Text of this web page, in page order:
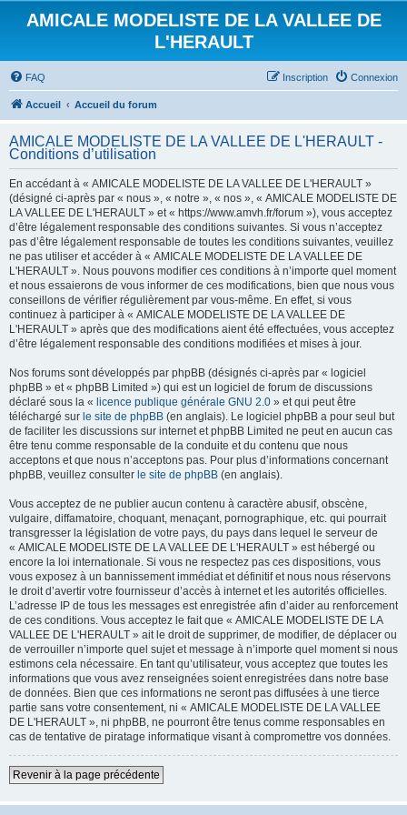
AMICALE MODELISTE DE LA VALLEE DE
L'HERAULT
FAQ Connexion
Inscription
Accueil Accueil du forum
AMICALE MODELISTE DE LA VALLEE DE L'HERAULT -
Conditions d’utilisation
En accédant à « AMICALE MODELISTE DE LA VALLEE DE L'HERAULT »
(désigné ci-après par « nous », « notre », « nos », « AMICALE MODELISTE DE
LA VALLEE DE L'HERAULT » et « https://www.amvh.fr/forum »), vous acceptez
d’être légalement responsable des conditions suivantes. Si vous n’acceptez
pas d’être légalement responsable de toutes les conditions suivantes, veuillez
ne pas utiliser et accéder à « AMICALE MODELISTE DE LA VALLEE DE
L'HERAULT ». Nous pouvons modifier ces conditions à n’importe quel moment
et nous essaierons de vous informer de ces modifications, bien que nous vous
conseillons de vérifier régulièrement par vous-même. En effet, si vous
continuez à participer à « AMICALE MODELISTE DE LA VALLEE DE
L'HERAULT » après que des modifications aient été effectuées, vous acceptez
d’être légalement responsable des conditions modifiées et mises à jour.
Nos forums sont développés par phpBB (désignés ci-après par « logiciel
phpBB » et « phpBB Limited ») qui est un logiciel de forum de discussions
déclaré sous la « licence publique générale GNU 2.0 » et qui peut être
téléchargé sur le site de phpBB (en anglais). Le logiciel phpBB a pour seul but
de faciliter les discussions sur internet et phpBB Limited ne peut en aucun cas
être tenu comme responsable de la conduite et du contenu que nous
acceptons et que nous n’acceptons pas. Pour plus d’informations concernant
phpBB, veuillez consulter le site de phpBB (en anglais).
Vous acceptez de ne publier aucun contenu à caractère abusif, obscène,
vulgaire, diffamatoire, choquant, menaçant, pornographique, etc. qui pourrait
transgresser la législation de votre pays, du pays dans lequel le serveur de
« AMICALE MODELISTE DE LA VALLEE DE L'HERAULT » est hébergé ou
encore la loi internationale. Si vous ne respectez pas ces dispositions, vous
vous exposez à un bannissement immédiat et définitif et nous nous réservons
le droit d’avertir votre fournisseur d’accès à internet et les autorités officielles.
L’adresse IP de tous les messages est enregistrée afin d’aider au renforcement
de ces conditions. Vous acceptez le fait que « AMICALE MODELISTE DE LA
VALLEE DE L'HERAULT » ait le droit de supprimer, de modifier, de déplacer ou
de verrouiller n’importe quel sujet et message à n’importe quel moment si nous
estimons cela nécessaire. En tant qu’utilisateur, vous acceptez que toutes les
informations que vous avez renseignées soient enregistrées dans notre base
de données. Bien que ces informations ne seront pas diffusées à une tierce
partie sans votre consentement, ni « AMICALE MODELISTE DE LA VALLEE
DE L'HERAULT », ni phpBB, ne pourront être tenus comme responsables en
cas de tentative de piratage informatique visant à compromettre vos données.
Revenir à la page précédente